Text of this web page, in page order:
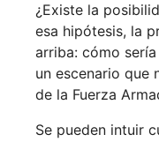
¿Existe la
esa hipótesis, la
arriba: cómo
un escenario que
de la Fuerza
Se pueden intuir